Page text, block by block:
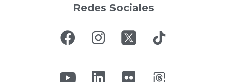
Redes Sociales